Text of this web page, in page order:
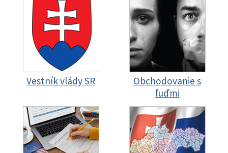
Vestník vlády SR
Obchodovanie s
ľuďmi